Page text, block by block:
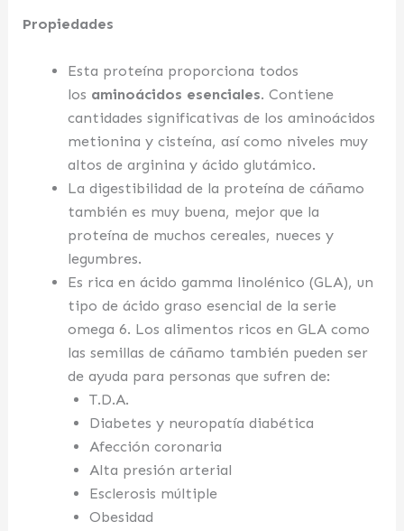
Propiedades
Esta proteína proporciona todos
los aminoácidos esenciales. Contiene
cantidades significativas de los aminoácidos
metionina y cisteína, así como niveles muy
altos de arginina y ácido glutámico.
La digestibilidad de la proteína de cáñamo
también es muy buena, mejor que la
proteína de muchos cereales, nueces y
legumbres.
Es rica en ácido gamma linolénico (GLA), un
tipo de ácido graso esencial de la serie
omega 6. Los alimentos ricos en GLA como
las semillas de cáñamo también pueden ser
de ayuda para personas que sufren de:
T.D.A.
Diabetes y neuropatía diabética
Afección coronaria
Alta presión arterial
Esclerosis múltiple
Obesidad